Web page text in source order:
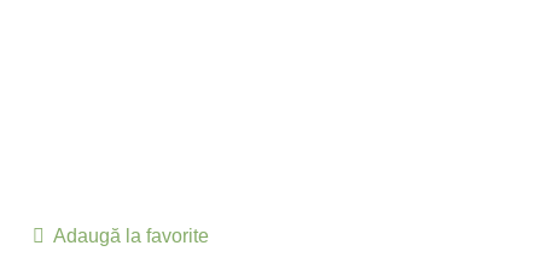
Adaugă la favorite